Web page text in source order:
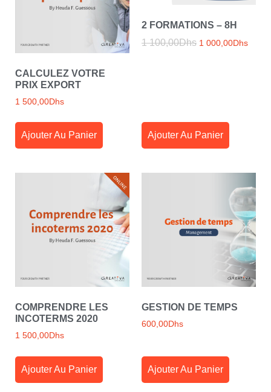
CALCULEZ VOTRE
PRIX EXPORT
1 500,00Dhs
Ajouter Au Panier
2 FORMATIONS – 8H
1 100,00Dhs 1 000,00Dhs
Ajouter Au Panier
COMPRENDRE LES
INCOTERMS 2020
1 500,00Dhs
Ajouter Au Panier
GESTION DE TEMPS
600,00Dhs
Ajouter Au Panier